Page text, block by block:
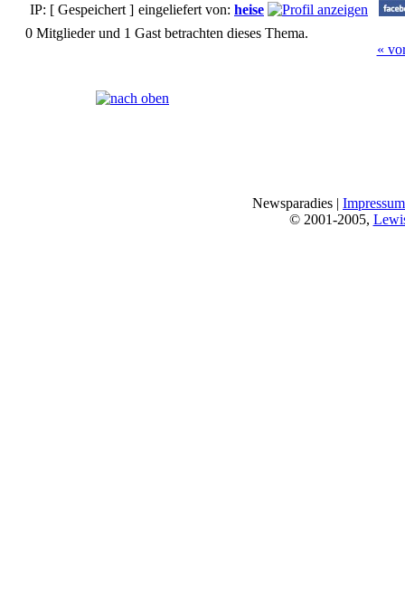
IP: [ Gespeichert ] eingeliefert von: heise
0 Mitglieder und 1 Gast betrachten dieses Thema.
«
Newsparadies | Impressum
© 2001-2005,